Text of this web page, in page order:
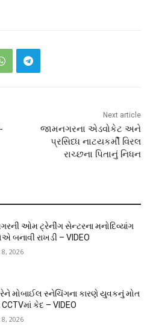
Next article
જામનગરના એડવોકેટ અને
પ્રસિધ્ધ નાટયકર્મી વિરલ
રાચ્છના પિતાનું નિધન
ઓમ ટ્રેનીંગ સેન્ટરના મનોદિવ્યાંગ
બનાવી રાખડી – VIDEO
2026
મોબાઈલ સ્નેચિંગના કારણે યુવકનું મોત
CCTVમાં કેદ – VIDEO
2026